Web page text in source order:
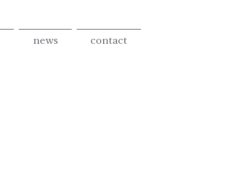
news contact